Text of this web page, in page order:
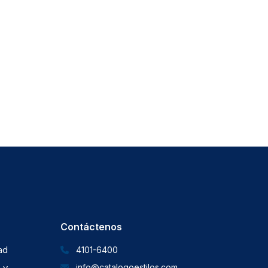
Contáctenos
4101-6400